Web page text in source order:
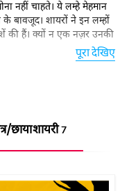
नहीं चाहते। ये लम्हे मेहमान
बावजूद। शायरों ने इन लम्हों
की हैं। क्यों न एक नज़र उनकी
पूरा देखिए
छाया शायरी 7